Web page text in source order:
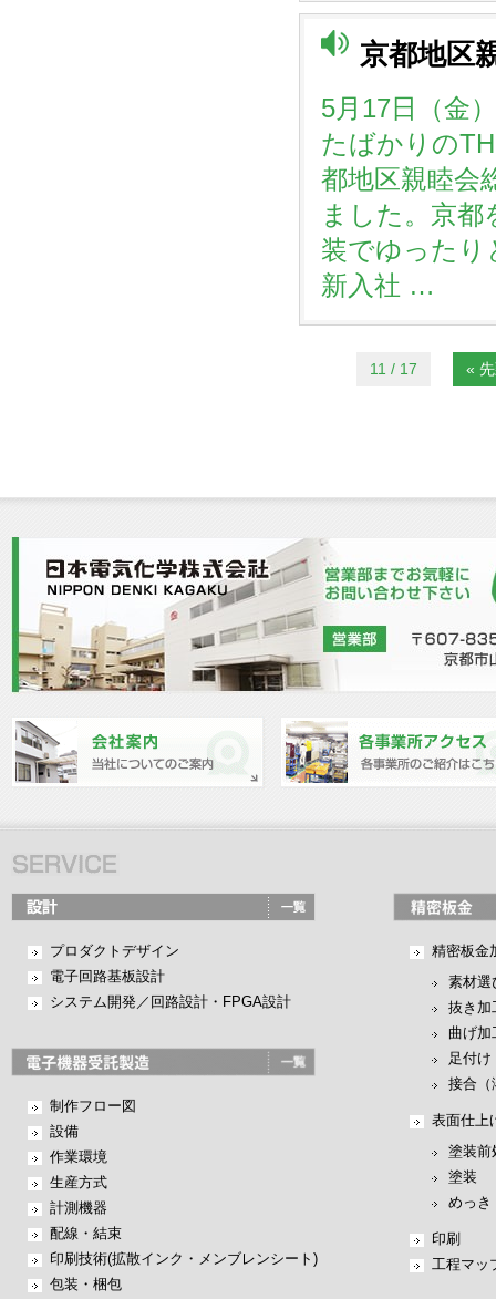
京都地区
5月17日（金
たばかりの
都地区親睦会
ました。京
装でゆったり
新入社 …
11 / 17 «
プロダクトデザイン
電子回路基板設計
システム開発／回路設計・FPGA設計
制作フロー図
設備
作業環境
生産方式
計測機器
配線・結束
印刷技術(拡散インク・メンブレンシート)
包装・梱包
精密板金
素材選
抜き加
曲げ加
足付
接合（
表面仕上
塗装前
塗装
めっき
印刷
工程マッ